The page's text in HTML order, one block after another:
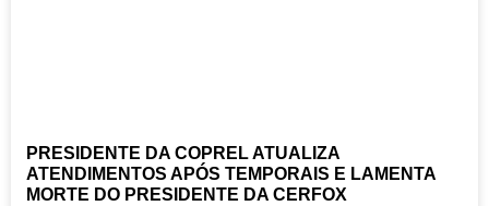
PRESIDENTE DA COPREL ATUALIZA
ATENDIMENTOS APÓS TEMPORAIS E LAMENTA
MORTE DO PRESIDENTE DA CERFOX